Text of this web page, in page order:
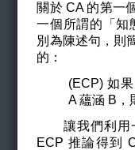
關於 CA 的第一
一個所謂的「知
別為陳述句，則
的：
(ECP) 如
A 蘊涵 B，
讓我們利用一
ECP 推論得到